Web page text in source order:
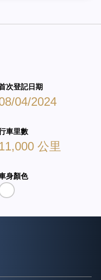
次登記日期
04/2024
車里數
11,000 公里
身顏色